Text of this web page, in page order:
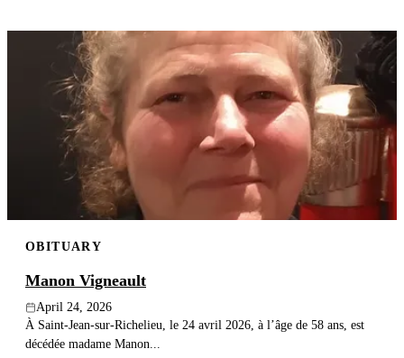
OBITUARY
Manon Vigneault
April 24, 2026
À Saint-Jean-sur-Richelieu, le 24 avril 2026, à l’âge de 58 ans, est
décédée madame Manon...